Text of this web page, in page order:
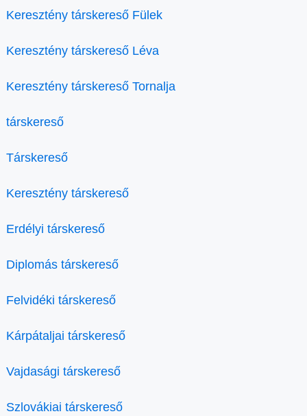
Keresztény társkereső Fülek
Keresztény társkereső Léva
Keresztény társkereső Tornalja
társkereső
Társkereső
Keresztény társkereső
Erdélyi társkereső
Diplomás társkereső
Felvidéki társkereső
Kárpátaljai társkereső
Vajdasági társkereső
Szlovákiai társkereső